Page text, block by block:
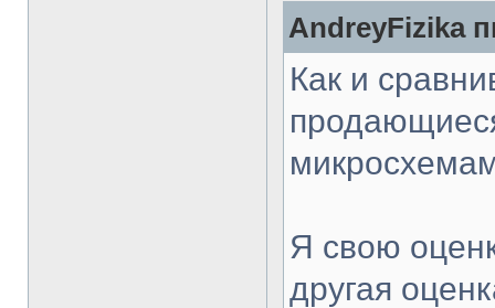
AndreyFizika
Как и
Я свою
другая